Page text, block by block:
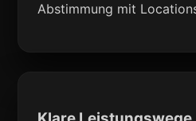
Abstimmung mit